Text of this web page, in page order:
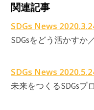
関連記事
SDGs News
SDGsをどう活かすか
SDGs News
未来をつくるSDGsプ